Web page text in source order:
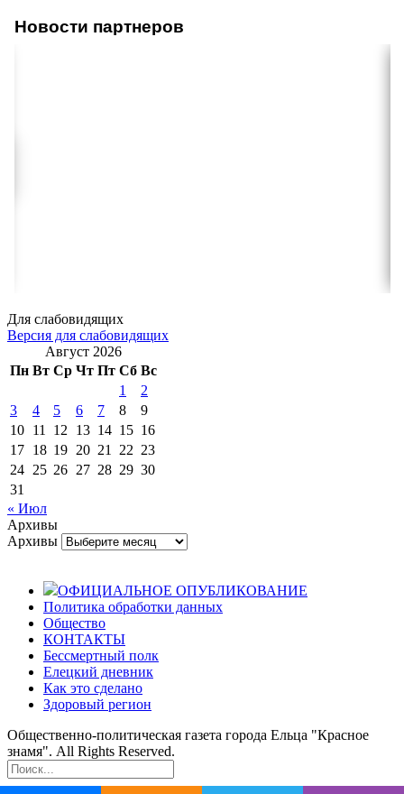
Новости партнеров
Для слабовидящих
Версия для слабовидящих
Август 2026
Пн Вт Ср Чт Пт Сб Вс
1
2
3
4 5 6 7 8
9
10 11 12 13 14 15 16
17 18 19 20 21 22 23
24 25 26 27 28 29 30
31
« Июл
Архивы
Архивы
ОФИЦИАЛЬНОЕ ОПУБЛИКОВАНИЕ
Политика обработки данных
Общество
КОНТАКТЫ
Бессмертный полк
Елецкий дневник
Как это сделано
Здоровый регион
Общественно-политическая газета города Ельца "Красное
знамя". All Rights Reserved.